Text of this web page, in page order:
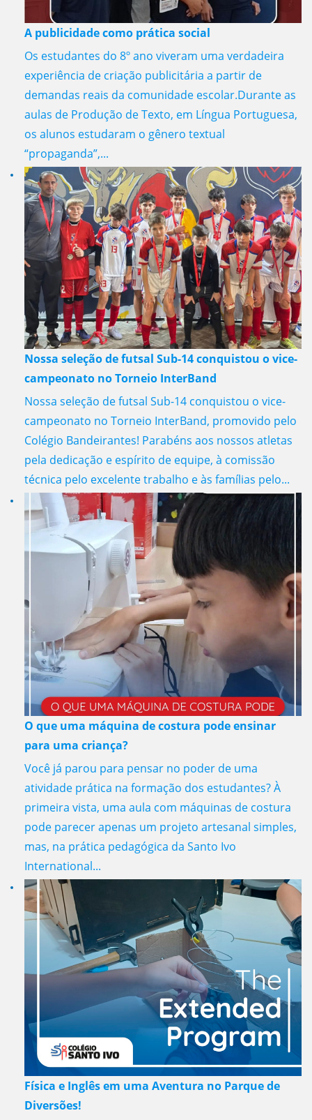
A publicidade como prática social
Os estudantes do 8º ano viveram uma verdadeira
experiência de criação publicitária a partir de
demandas reais da comunidade escolar.Durante as
aulas de Produção de Texto, em Língua Portuguesa,
os alunos estudaram o gênero textual
“propaganda”,...
Nossa seleção de futsal Sub-14 conquistou o vice-
campeonato no Torneio InterBand
Nossa seleção de futsal Sub-14 conquistou o vice-
campeonato no Torneio InterBand, promovido pelo
Colégio Bandeirantes! Parabéns aos nossos atletas
pela dedicação e espírito de equipe, à comissão
técnica pelo excelente trabalho e às famílias pelo...
O que uma máquina de costura pode ensinar
para uma criança?
Você já parou para pensar no poder de uma
atividade prática na formação dos estudantes? À
primeira vista, uma aula com máquinas de costura
pode parecer apenas um projeto artesanal simples,
mas, na prática pedagógica da Santo Ivo
International...
Física e Inglês em uma Aventura no Parque de
Diversões!